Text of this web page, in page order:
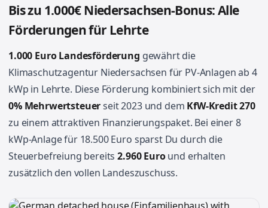
Bis zu 1.000€ Niedersachsen-Bonus: Alle
Förderungen für Lehrte
1.000 Euro Landesförderung gewährt die
Klimaschutzagentur Niedersachsen für PV-Anlagen ab 4
kWp in Lehrte. Diese Förderung kombiniert sich mit der
0% Mehrwertsteuerseit 2023 und dem KfW-Kredit 270
zu einem attraktiven Finanzierungspaket. Bei einer 8
kWp-Anlage für 18.500 Euro sparst Du durch die
Steuerbefreiung bereits2.960 Euround erhalten
zusätzlich den vollen Landeszuschuss.